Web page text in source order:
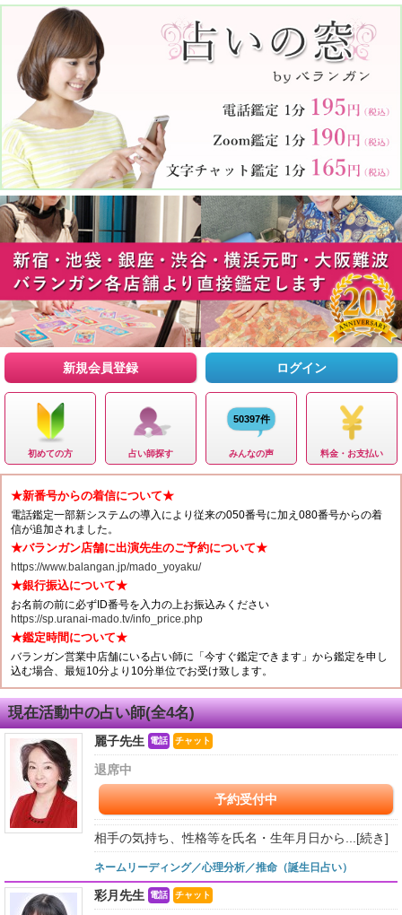
新規会員登録 ログイン
初めての方 占い師探す
50397件
みんなの声 料金・お支払い
★新番号からの着信について★
電話鑑定一部新システムの導入により従来の050番号に加え080番号からの着
信が追加されました。
★バランガン店舗に出演先生のご予約について★
https://www.balangan.jp/mado_yoyaku/
★銀行振込について★
お名前の前に必ずID番号を入力の上お振込みください
https://sp.uranai-mado.tv/info_price.php
★鑑定時間について★
バランガン営業中店舗にいる占い師に「今すぐ鑑定できます」から鑑定を申し
込む場合、最短10分より10分単位でお受け致します。
現在活動中の占い師(全4名)
麗子先生 電話 チャット
退席中
予約受付中
相手の気持ち、性格等を氏名・生年月日から... [続き]
ネームリーディング／心理分析／推命（誕生日占い）
彩月先生 電話 チャット